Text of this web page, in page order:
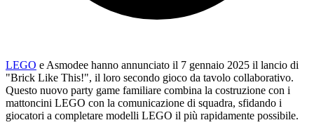
LEGO e Asmodee hanno annunciato il 7 gennaio 2025 il lancio di
"Brick Like This!", il loro secondo gioco da tavolo collaborativo.
Questo nuovo party game familiare combina la costruzione con i
mattoncini LEGO con la comunicazione di squadra, sfidando i
giocatori a completare modelli LEGO il più rapidamente possibile.